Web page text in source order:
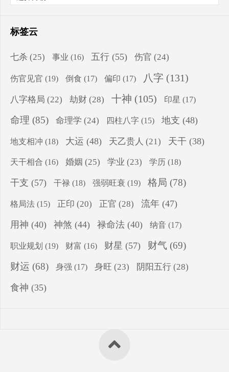
标签云
七杀 (25) 事业 (16) 五行 (55) 伤官 (24)
伤官见官 (19) 倒食 (17) 偏印 (17) 八字 (131)
八字格局 (22) 劫财 (28) 十神 (105) 印星 (17)
命理 (85) 命理学 (24) 四柱八字 (15) 地支 (48)
地支相冲 (18) 大运 (48) 天乙贵人 (21) 天干 (38)
天干相合 (16) 婚姻 (25) 学业 (23) 学历 (18)
干支 (57) 干禄 (18) 强弱旺衰 (19) 格局 (78)
格局法 (15) 正印 (20) 正官 (28) 流年 (47)
用神 (40) 神煞 (44) 禄命法 (40) 纳音 (17)
职业规划 (19) 财富 (16) 财星 (57) 财气 (69)
财运 (68) 身强 (17) 身旺 (23) 阴阳五行 (28)
食神 (35)